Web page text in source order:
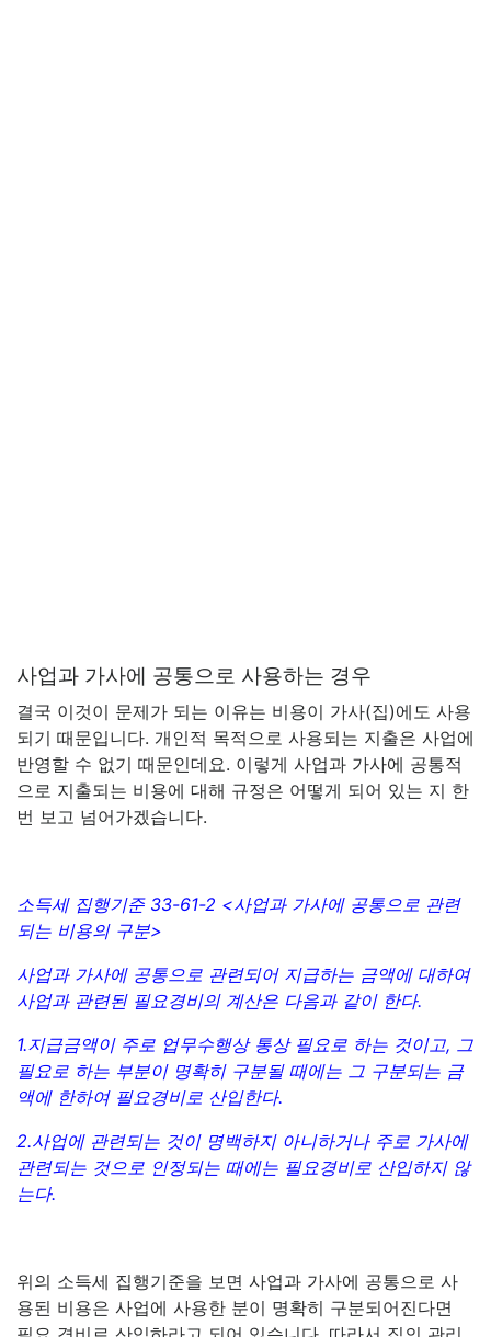
사업과 가사에 공통으로 사용하는 경우
결국 이것이 문제가 되는 이유는 비용이 가사(집)에도 사용
되기 때문입니다. 개인적 목적으로 사용되는 지출은 사업에
반영할 수 없기 때문인데요. 이렇게 사업과 가사에 공통적
으로 지출되는 비용에 대해 규정은 어떻게 되어 있는 지 한
번 보고 넘어가겠습니다.
소득세 집행기준 33-61-2 <사업과 가사에 공통으로 관련
되는 비용의 구분>
사업과 가사에 공통으로 관련되어 지급하는 금액에 대하여
사업과 관련된 필요경비의 계산은 다음과 같이 한다.
1.지급금액이 주로 업무수행상 통상 필요로 하는 것이고, 그
필요로 하는 부분이 명확히 구분될 때에는 그 구분되는 금
액에 한하여 필요경비로 산입한다.
2.사업에 관련되는 것이 명백하지 아니하거나 주로 가사에
관련되는 것으로 인정되는 때에는 필요경비로 산입하지 않
는다.
위의 소득세 집행기준을 보면 사업과 가사에 공통으로 사
용된 비용은 사업에 사용한 분이 명확히 구분되어진다면